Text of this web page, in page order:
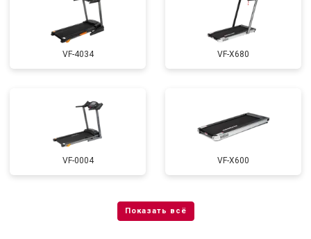
VF-4034 VF-X680
VF-0004 VF-X600